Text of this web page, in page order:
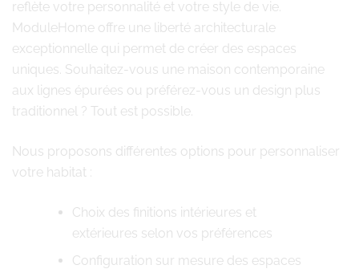
reflète votre personnalité et votre style de vie.
ModuleHome offre une liberté architecturale
exceptionnelle qui permet de créer des espaces
uniques. Souhaitez-vous une maison contemporaine
aux lignes épurées ou préférez-vous un design plus
traditionnel ? Tout est possible.
Nous proposons différentes options pour personnaliser
votre habitat :
Choix des finitions intérieures et
extérieures selon vos préférences
Configuration sur mesure des espaces